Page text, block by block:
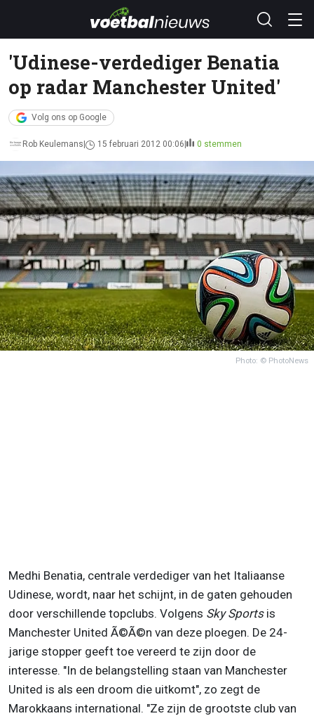
'Udinese-verdediger Benatia
op radar Manchester United'
Volg ons op Google
Rob Keulemans 15 februari 2012 00:06 0 stemmen
Photo: © PhotoNews
Medhi Benatia, centrale verdediger van het Italiaanse
Udinese, wordt, naar het schijnt, in de gaten gehouden
door verschillende topclubs. Volgens Sky Sportsis
Manchester United Ã©Ã©n van deze ploegen. De 24-
jarige stopper geeft toe vereerd te zijn door de
interesse. "In de belangstelling staan van Manchester
United is als een droom die uitkomt", zo zegt de
Marokkaans international. "Ze zijn de grootste club van